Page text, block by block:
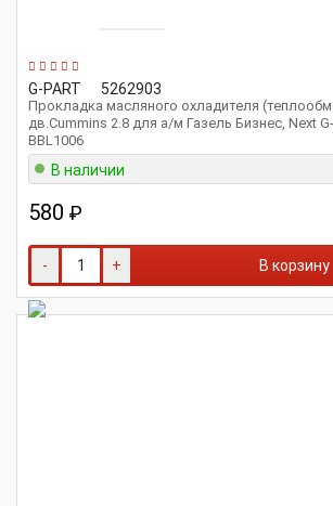
G-PART 5262903
Прокладка масляного охладителя
дв.Cummins 2.8 для а/м Газель Бизнес, Next G-
BBL1006
В наличии
580 ₽
- + В корзину